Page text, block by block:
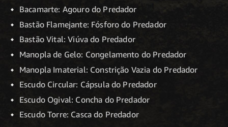
Bacamarte: Agouro do Predador
Bastão Flamejante: Fósforo do Predador
Bastão Vital: Viúva do Predador
Manopla de Gelo: Congelamento do Predador
Manopla Imaterial: Constrição Vazia do Predador
Escudo Circular: Cápsula do Predador
Escudo Ogival: Concha do Predador
Escudo Torre: Casca do Predador